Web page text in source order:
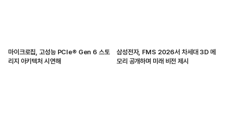
마이크로칩, 고성능 PCIe® Gen 6 스토
리지 아키텍처 시연해
삼성전자, FMS 2026서 차세대 3D 메
모리 공개하며 미래 비전 제시